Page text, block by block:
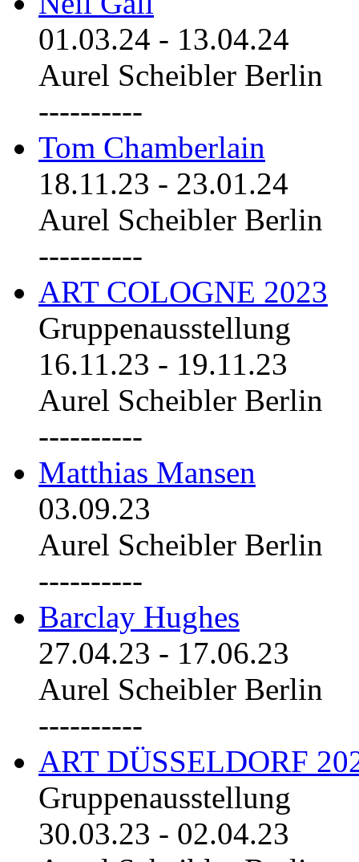
01.03.24 - 13.04.24
Aurel Scheibler Berlin
----------
Tom Chamberlain
18.11.23 - 23.01.24
Aurel Scheibler Berlin
----------
ART COLOGNE 2023
Gruppenausstellung
16.11.23 - 19.11.23
Aurel Scheibler Berlin
----------
Matthias Mansen
03.09.23
Aurel Scheibler Berlin
----------
Barclay Hughes
27.04.23 - 17.06.23
Aurel Scheibler Berlin
----------
ART DÜSSELDORF
Gruppenausstellung
30.03.23 - 02.04.23